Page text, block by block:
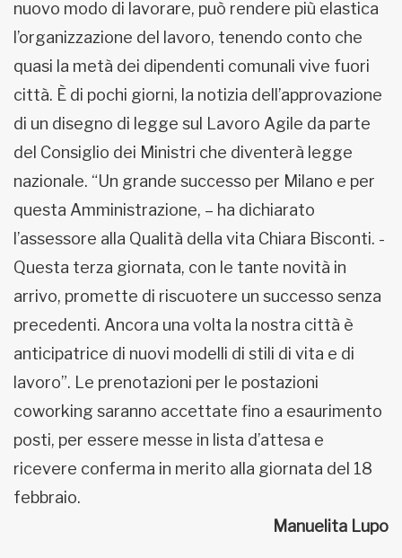
nuovo modo di lavorare, può rendere più elastica
l’organizzazione del lavoro, tenendo conto che
quasi la metà dei dipendenti comunali vive fuori
città. È di pochi giorni, la notizia dell’approvazione
di un disegno di legge sul Lavoro Agile da parte
del Consiglio dei Ministri che diventerà legge
nazionale. “Un grande successo per Milano e per
questa Amministrazione, – ha dichiarato
l’assessore alla Qualità della vita Chiara Bisconti. -
Questa terza giornata, con le tante novità in
arrivo, promette di riscuotere un successo senza
precedenti. Ancora una volta la nostra città è
anticipatrice di nuovi modelli di stili di vita e di
lavoro”. Le prenotazioni per le postazioni
coworking saranno accettate fino a esaurimento
posti, per essere messe in lista d’attesa e
ricevere conferma in merito alla giornata del 18
febbraio.
Manuelita Lupo